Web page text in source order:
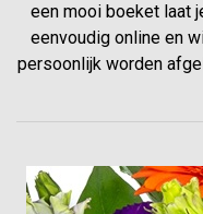
een mooi boeket laat
eenvoudig online en
persoonlijk worden